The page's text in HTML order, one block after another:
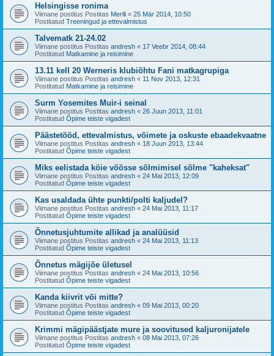
Helsingisse ronima
Viimane postitus Postitas Merili « 25 Mär 2014, 10:50
Postitatud Treeningud ja ettevalmistus
Talvematk 21-24.02
Viimane postitus Postitas andresh « 17 Veebr 2014, 08:44
Postitatud Matkamine ja reisimine
13.11 kell 20 Werneris klubiõhtu Fani matkagrupiga
Viimane postitus Postitas andresh « 11 Nov 2013, 12:31
Postitatud Matkamine ja reisimine
Surm Yosemites Muir-i seinal
Viimane postitus Postitas andresh « 26 Juun 2013, 11:01
Postitatud Õpime teiste vigadest
Päästetööd, ettevalmistus, võimete ja oskuste ebaadekvaatne
Viimane postitus Postitas andresh « 18 Juun 2013, 13:44
Postitatud Õpime teiste vigadest
Miks eelistada köie vöösse sõlmimisel sõlme "kaheksat"
Viimane postitus Postitas andresh « 24 Mai 2013, 12:09
Postitatud Õpime teiste vigadest
Kas usaldada ühte punkti/polti kaljudel?
Viimane postitus Postitas andresh « 24 Mai 2013, 11:17
Postitatud Õpime teiste vigadest
Õnnetusjuhtumite allikad ja analüüsid
Viimane postitus Postitas andresh « 24 Mai 2013, 11:13
Postitatud Õpime teiste vigadest
Õnnetus mägijõe ületusel
Viimane postitus Postitas andresh « 24 Mai 2013, 10:56
Postitatud Õpime teiste vigadest
Kanda kiivrit või mitte?
Viimane postitus Postitas andresh « 09 Mai 2013, 00:20
Postitatud Õpime teiste vigadest
Krimmi mägipäästjate mure ja soovitused kaljuronijatele
Viimane postitus Postitas andresh « 08 Mai 2013, 07:26
Postitatud Õpime teiste vigadest